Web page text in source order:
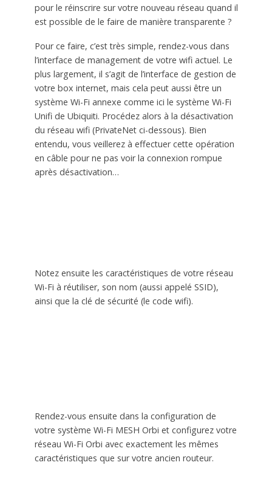
pour le réinscrire sur votre nouveau réseau quand il
est possible de le faire de manière transparente ?
Pour ce faire, c’est très simple, rendez-vous dans
l’interface de management de votre wifi actuel. Le
plus largement, il s’agit de l’interface de gestion de
votre box internet, mais cela peut aussi être un
système Wi-Fi annexe comme ici le système Wi-Fi
Unifi de Ubiquiti. Procédez alors à la désactivation
du réseau wifi (PrivateNet ci-dessous). Bien
entendu, vous veillerez à effectuer cette opération
en câble pour ne pas voir la connexion rompue
après désactivation…
Notez ensuite les caractéristiques de votre réseau
Wi-Fi à réutiliser, son nom (aussi appelé SSID),
ainsi que la clé de sécurité (le code wifi).
Rendez-vous ensuite dans la configuration de
votre système Wi-Fi MESH Orbi et configurez votre
réseau Wi-Fi Orbi avec exactement les mêmes
caractéristiques que sur votre ancien routeur.